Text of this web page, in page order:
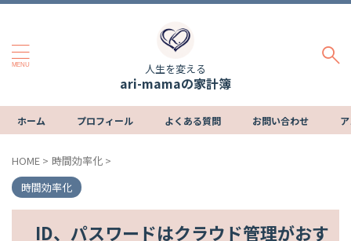
人生を変える
ari-mamaの家計簿
ホーム プロフィール よくある質問 お問い合わせ
HOME > 時間効率化 >
時間効率化
ID、パスワードはクラウド管理がおす